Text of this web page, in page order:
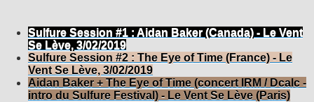
Sulfure Session #1 : Aidan Baker (Canada) - Le Vent
Se Lève, 3/02/2019
Sulfure Session #2 : The Eye of Time (France) - Le
Vent Se Lève, 3/02/2019
Aidan Baker + The Eye of Time (concert IRM / Dcalc -
intro du Sulfure Festival) - Le Vent Se Lève (Paris)